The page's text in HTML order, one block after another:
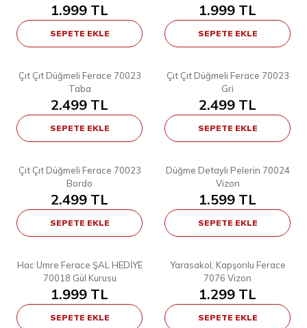
1.999 TL
SEPETE EKLE
1.999 TL
SEPETE EKLE
YENI
Çıt Çıt Düğmeli Ferace 70023
Taba
2.499 TL
SEPETE EKLE
YENI
Çıt Çıt Düğmeli Ferace 70023
Gri
2.499 TL
SEPETE EKLE
YENI
Çıt Çıt Düğmeli Ferace 70023
Bordo
2.499 TL
SEPETE EKLE
Düğme Detaylı Pelerin 70024
Vizon
1.599 TL
SEPETE EKLE
10
Hac Umre Ferace ŞAL HEDİYE
70018 Gül Kurusu
1.999 TL
SEPETE EKLE
YENI
Yarasakol, Kapşonlu Ferace
7076 Vizon
1.299 TL
SEPETE EKLE